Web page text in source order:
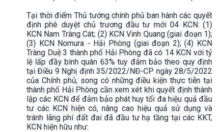
Tại thời điểm Thủ tướng chính phủ ban hành các quyết
định phê duyệt chủ trương đầu tư mới 04 KCN: (1)
KCN Nam Tràng Cát; (2) KCN Vinh Quang (giai đoạn 1);
(3) KCN Nomura - Hải Phòng (giai đoạn 2); (4) KCN
Tràng Duệ 3 thành phố Hải Phòng đã có 14 KCN với tỷ
lệ lấp đầy bình quân 63% tuy đảm bảo theo quy định
tại Điều 9 Nghị định 35/2022/NĐ-CP ngày 28/5/2022
của Chính phủ; song có những điều kiện thực tiễn tại
thành phố Hải Phòng cần xem xét khi quyết định thành
lập các KCN để đảm bảo phát huy tối đa hiệu quả đầu
tư các KCN hiện có, nâng cao hiệu quả sử dụng và
tránh lãng phí đất đai đã đầu tư hạ tầng tại các KKT,
KCN hiện hữu như: